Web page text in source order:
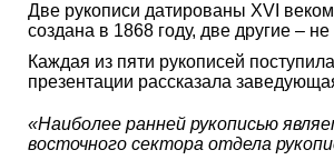
Две рукописи датированы XVI
создана в 1868 году, две другие –
Каждая из пяти рукописей
презентации рассказала
«Наиболее ранней рукописью
восточного сектора отдела